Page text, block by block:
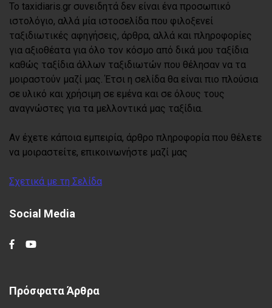
Το taxidiaris.gr συνειδητά δεν είναι ένα προσωπικό
ιστολόγιο, αλλά μία ιστοσελίδα που φιλοξενεί
ταξιδιωτικές αφηγήσεις, άρθρα, αλλά και πληροφορίες
για αξιοθέατα για όλο τον κόσμο από δικά μου ταξίδια
καθώς ταξίδια άλλων ταξιδιωτών που θέλησαν να τα
μοιραστούν μαζί μας. Έτσι η σελίδα θα είναι πιο πλούσια
σε υλικό και χρήσιμη σε εμένα και σε όλους τους
αναγνώστες για τα μελλοντικά μας ταξίδια.
Αν έχετε κάποια εμπειρία, άρθρο πληροφορία που θέλετε
να μοιραστείτε, επικοινωνήστε μαζί μας
Σχετικά με τη Σελίδα
Social Media
Πρόσφατα Άρθρα